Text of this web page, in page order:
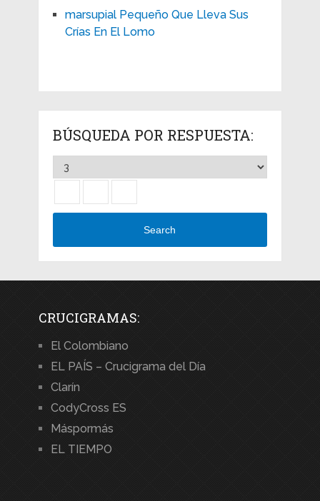
marsupial Pequeño Que Lleva Sus
Crías En El Lomo
BÚSQUEDA POR RESPUESTA:
Search
CRUCIGRAMAS:
El Colombiano
EL PAÍS – Crucigrama del Día
Clarín
CodyCross ES
Máspormás
EL TIEMPO